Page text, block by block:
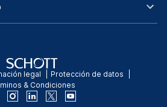
legal
Protección de datos
& Condiciones